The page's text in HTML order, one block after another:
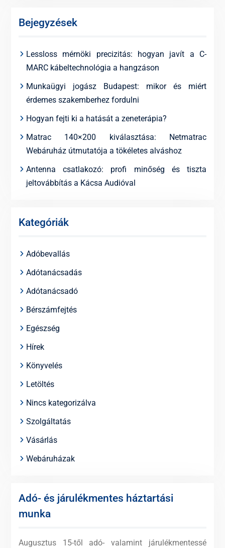
Bejegyzések
Lessloss mérnöki precizitás: hogyan javít a C-
MARC kábeltechnológia a hangzáson
Munkaügyi jogász Budapest: mikor és miért
érdemes szakemberhez fordulni
Hogyan fejti ki a hatását a zeneterápia?
Matrac 140×200 kiválasztása: Netmatrac
Webáruház útmutatója a tökéletes alváshoz
Antenna csatlakozó: profi minőség és tiszta
jeltovábbítás a Kácsa Audióval
Kategóriák
Adóbevallás
Adótanácsadás
Adótanácsadó
Bérszámfejtés
Egészség
Hírek
Könyvelés
Letöltés
Nincs kategorizálva
Szolgáltatás
Vásárlás
Webáruházak
Adó- és járulékmentes háztartási
munka
Augusztus 15-től adó- valamint járulékmentessé